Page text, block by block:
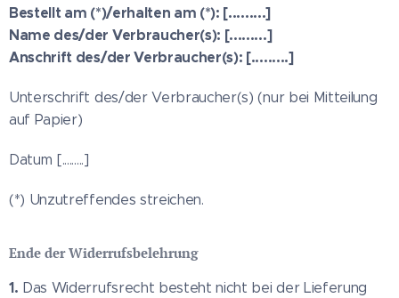
Bestellt am (*)/erhalten am (*): [.........]
Name des/der Verbraucher(s): [.........]
Anschrift des/der Verbraucher(s): [.........]
Unterschrift des/der Verbraucher(s) (nur bei Mitteilung
auf Papier)
Datum [.........]
(*) Unzutreffendes streichen.
Ende der Widerrufsbelehrung
1. Das Widerrufsrecht besteht nicht bei der Lieferung